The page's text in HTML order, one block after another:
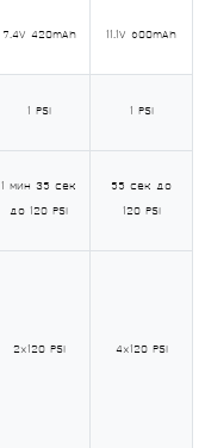
7.4V 420mAh 11.1V 600mAh
1 PSI 1 PSI
1 мин 35 сек
до 120 PSI
55 сек до
120 PSI
2х120 PSI 4х120 PSI